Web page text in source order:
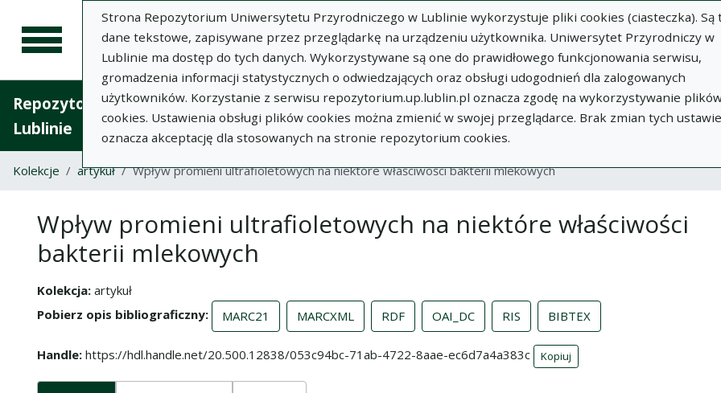
Strona Repozytorium Uniwersytetu Przyrodniczego w Lublinie wykorzystuje pliki cookies (ciasteczka). Są
dane tekstowe, zapisywane przez przeglądarkę na urządzeniu użytkownika. Uniwersytet Przyrodniczy w
Lublinie ma dostęp do tych danych. Wykorzystywane są one do prawidłowego funkcjonowania serwisu,
gromadzenia informacji statystycznych o odwiedzających oraz obsługi udogodnień dla zalogowanych
użytkowników. Korzystanie z serwisu repozytorium.up.lublin.pl oznacza zgodę na wykorzystywanie
cookies. Ustawienia obsługi plików cookies można zmienić w swojej przeglądarce. Brak zmian tych
oznacza akceptację dla stosowanych na stronie repozytorium cookies.
Repozytorium Uniwersytetu Przyrodniczego w
Lublinie
Dodaj
publikację
O
Repozytorium
Dokumenty
Kolekcje artykuł Wpływ promieni ultrafioletowych na niektóre właściwości bakterii mlekowych
Wpływ promieni ultrafioletowych na niektóre właściwości
bakterii mlekowych
Kolekcja artykuł
Pobierz opis bibliograficzny
MARC21 MARCXML RDF OAI_DC RIS BIBTEX
Handle https://hdl.handle.net/20.500.12838/053c94bc-71ab-4722-8aae-ec6d7a4a383c Kopiuj